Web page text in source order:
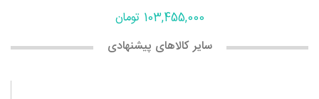
103,455,000 تومان
سایر کالاهای پیشنهادی